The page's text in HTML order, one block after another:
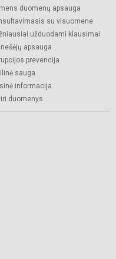
duomenų apsauga
su visuomene
užduodami klausimai
apsauga
prevencija
sauga
informacija
duomenys